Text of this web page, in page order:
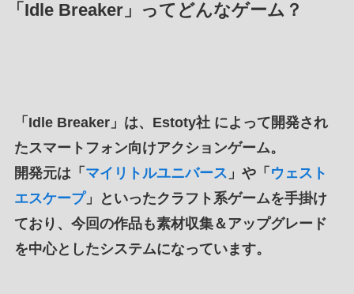
「Idle Breaker」ってどんなゲーム？
「 Idle Breaker」は、 Estoty社 によって開発され
たスマートフォン向けアクションゲーム。
開発元は「 マイリトルユニバース 」や「 ウェスト
エスケープ」といったクラフト系ゲームを手掛け
ており、今回の作品も素材収集＆アップグレード
を中心としたシステムになっています。